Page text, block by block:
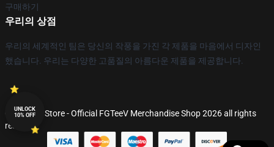
구매하기
우리의 상점
우리의 세계적인 팀은 당신의 작풍을 가진 각 제품을 마음에서 디자인
했습니다. 우리는 다양한 고품질의 아름다운 제품을 제공합니다.
© FGTeeV Store - Official FGTeeV Merchandise Shop 2026 all rights
reserved
UNLOCK
10% OFF